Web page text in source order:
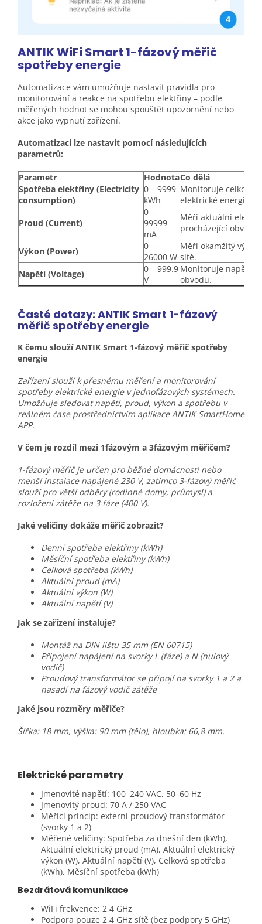
ANTIK WiFi Smart 1-fázový měřič
spotřeby energie
Automatizace vám umožňuje nastavit pravidla pro
monitorování a reakce na spotřebu elektřiny – podle
měřených hodnot se mohou spouštět upozornění nebo
akce jako vypnutí zařízení.
Automatizaci lze nastavit pomocí následujících
parametrů:
Parametr HodnotaCo dělá
Spotřeba elektřiny (Electricity
consumption)
0 – 9999
kWh
Monitoruje
elektrické energie.
Proud (Current)
0 –
99999
mA
Měří aktuální
procházející
Výkon (Power)
0 –
26000 W
Měří okamžitý
sítě.
Napětí (Voltage)
0 – 999.9
V
Monitoruje napětí v
obvodu.
Časté dotazy: ANTIK Smart 1-fázový
měřič spotřeby energie
K čemu slouží ANTIK Smart 1-fázový měřič spotřeby
energie
Zařízení slouží k přesnému měření a monitorování
spotřeby elektrické energie v jednofázových systémech.
Umožňuje sledovat napětí, proud, výkon a spotřebu v
reálném čase prostřednictvím aplikace ANTIK SmartHome
APP.
V čem je rozdíl mezi 1fázovým a 3fázovým měřičem?
1-fázový měřič je určen pro běžné domácnosti nebo
menší instalace napájené 230 V, zatímco 3-fázový měřič
slouží pro větší odběry (rodinné domy, průmysl) a
rozložení zátěže na 3 fáze (400 V).
Jaké veličiny dokáže měřič zobrazit?
Denní spotřeba elektřiny (kWh)
Měsíční spotřeba elektřiny (kWh)
Celková spotřeba (kWh)
Aktuální proud (mA)
Aktuální výkon (W)
Aktuální napětí (V)
Jak se zařízení instaluje?
Montáž na DIN lištu 35 mm (EN 60715)
Připojení napájení na svorky L (fáze) a N (nulový
vodič)
Proudový transformátor se připojí na svorky 1 a 2 a
nasadí na fázový vodič zátěže
Jaké jsou rozměry měřiče?
Šířka: 18 mm, výška: 90 mm (tělo), hloubka: 66,8 mm.
Elektrické parametry
Jmenovité napětí: 100–240 VAC, 50–60 Hz
Jmenovitý proud: 70 A / 250 VAC
Měřicí princip: externí proudový transformátor
(svorky 1 a 2)
Měřené veličiny: Spotřeba za dnešní den (kWh),
Aktuální elektrický proud (mA), Aktuální elektrický
výkon (W), Aktuální napětí (V), Celková spotřeba
(kWh), Měsíční spotřeba (kWh)
Bezdrátová komunikace
WiFi frekvence: 2,4 GHz
Podpora pouze 2,4 GHz sítě (bez podpory 5 GHz)